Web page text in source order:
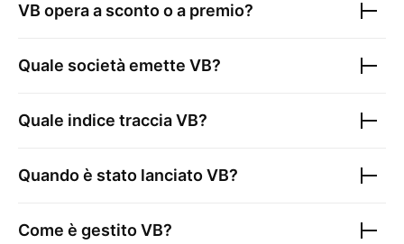
VB opera a sconto o a premio?
Quale società emette VB?
Quale indice tracciaVB?
Quando è stato lanciatoVB?
Come è gestitoVB?